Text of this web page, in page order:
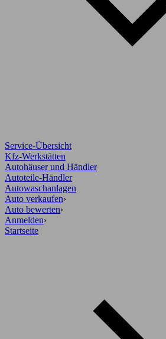
Service-Übersicht
Kfz-Werkstätten
Autohäuser und Händler
Autoteile-Händler
Autowaschanlagen
Auto verkaufen›
Auto bewerten›
Anmelden›
Startseite